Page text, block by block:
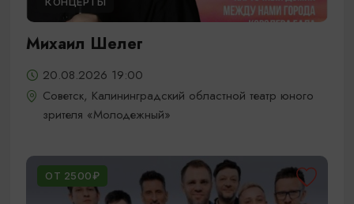
Михаил Шелег
20.08.2026 19:00
Советск, Калининградский областной театр юного
зрителя «Молодежный»
ОТ 2500₽